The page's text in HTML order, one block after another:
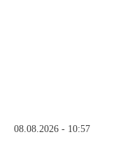
08.08.2026 - 10:57